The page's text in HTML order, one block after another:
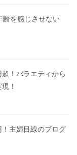
齢を感じさせない
！バラエティから
！
主婦目線のブログ